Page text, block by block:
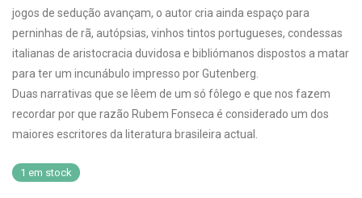
jogos de sedução avançam, o autor cria ainda espaço para
perninhas de rã, autópsias, vinhos tintos portugueses, condessas
italianas de aristocracia duvidosa e bibliómanos dispostos a matar
para ter um incunábulo impresso por Gutenberg.
Duas narrativas que se lêem de um só fôlego e que nos fazem
recordar por que razão Rubem Fonseca é considerado um dos
maiores escritores da literatura brasileira actual.
1 em stock